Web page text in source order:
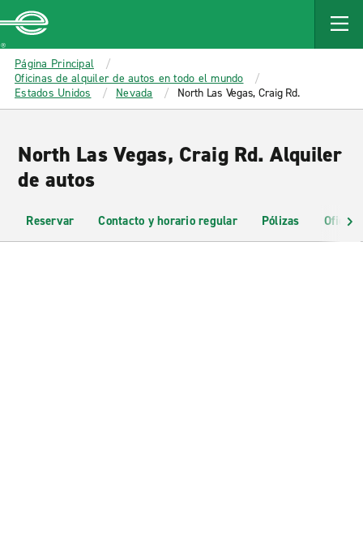
MAIN
CONTENT
Enterprise
Página Principal
Oficinas de alquiler de autos en todo el mundo
Estados Unidos
Nevada North Las Vegas, Craig Rd.
North Las Vegas, Craig Rd. Alquiler
de autos
Reservar Contacto y horario regular Pólizas